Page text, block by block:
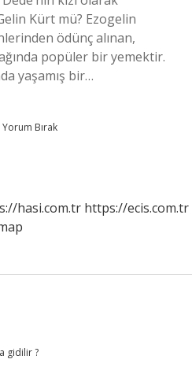
Kürt mü? Ezogelin
ödünç alınan,
popüler bir yemektir.
yaşamış bir…
Yorum Bırak
hasi.com.tr https://ecis.com.tr
gidilir ?